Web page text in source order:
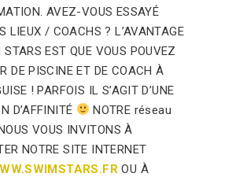
AVEZ-VOUS ESSAYÉ
LIEUX / COACHS ? L’AVANTAGE
STARS EST QUE VOUS POUVEZ
DE PISCINE ET DE COACH À
! PARFOIS IL S’AGIT D’UNE
D’AFFINITÉ
NOTRE réseau
VOUS INVITONS À
NOTRE SITE INTERNET
OU À